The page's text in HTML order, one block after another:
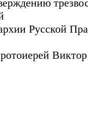
Русской